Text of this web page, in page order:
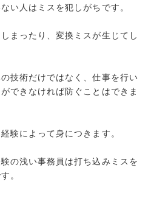
い人はミスを犯しがちです。
まったり、変換ミスが生じてし
技術だけではなく、仕事を行い
できなければ防ぐことはできま
験によって身につきます。
の浅い事務員は打ち込みミスを
。